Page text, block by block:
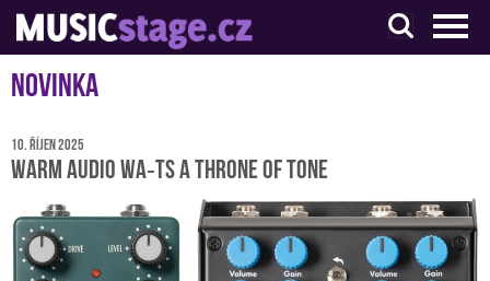
S muzikanty pro muzikanty
Novinka
10. říjen 2025
Warm Audio WA‑TS a Throne of Tone